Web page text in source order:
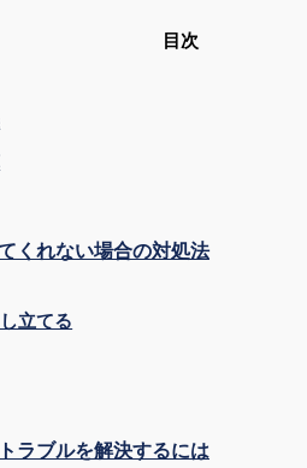
目次
くれない場合の対処法
立てる
ラブルを解決するには